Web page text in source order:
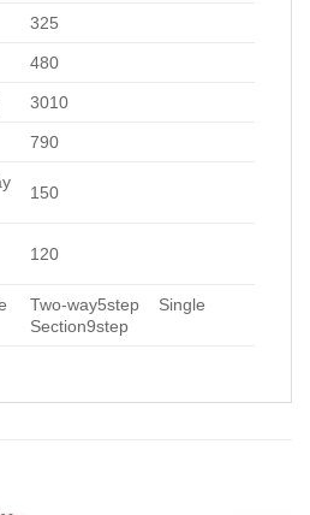
325
480
3010
790
150
120
Two-way5step Single
Section9step